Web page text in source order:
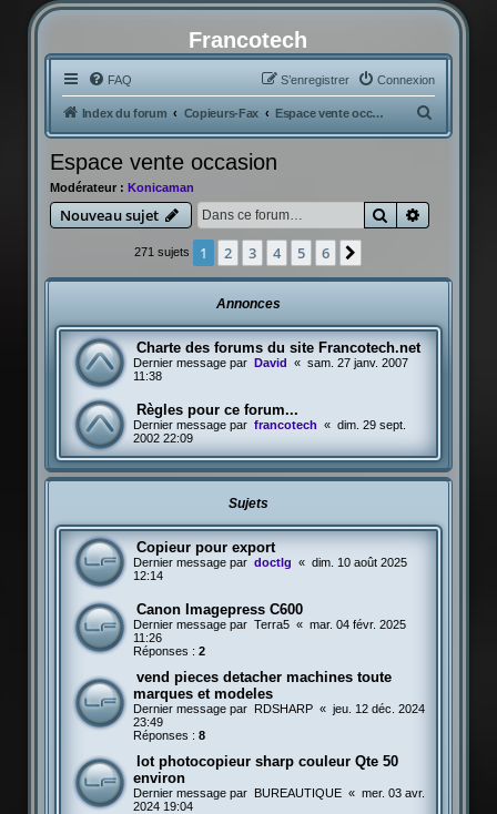
Francotech
FAQ Connexion
S’enregistrer
Index du forum Copieurs-Fax Espace vente occasion
e
e
Espace vente occasion
Modérateur : Konicaman
Nouveau sujet Rechercher
271 sujets 1 2 3 4 5 6
Annonces
Charte des forums du site Francotech.net
Dernier message par David « sam. 27 janv. 2007
11:38
Règles pour ce forum...
Dernier message par francotech « dim. 29 sept.
2002 22:09
Sujets
Copieur pour export
Dernier message par doctlg « dim. 10 août 2025
12:14
Canon Imagepress C600
Dernier message par Terra5 « mar. 04 févr. 2025
11:26
Réponses : 2
vend pieces detacher machines toute
marques et modeles
Dernier message par RDSHARP « jeu. 12 déc. 2024
23:49
Réponses : 8
lot photocopieur sharp couleur Qte 50
environ
Dernier message par BUREAUTIQUE « mer. 03 avr.
2024 19:04